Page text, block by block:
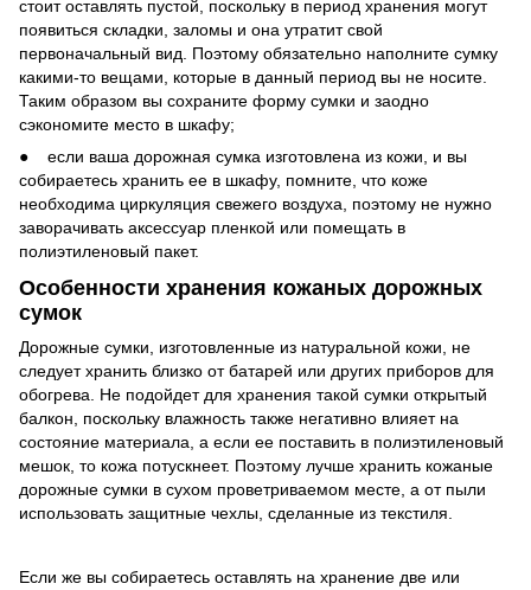
стоит оставлять пустой, поскольку в период хранения могут
появиться складки, заломы и она утратит свой
первоначальный вид. Поэтому обязательно наполните сумку
какими-то вещами, которые в данный период вы не носите.
Таким образом вы сохраните форму сумки и заодно
сэкономите место в шкафу;
● если ваша дорожная сумка изготовлена из кожи, и вы
собираетесь хранить ее в шкафу, помните, что коже
необходима циркуляция свежего воздуха, поэтому не нужно
заворачивать аксессуар пленкой или помещать в
полиэтиленовый пакет.
Особенности хранения кожаных дорожных
сумок
Дорожные сумки, изготовленные из натуральной кожи, не
следует хранить близко от батарей или других приборов для
обогрева. Не подойдет для хранения такой сумки открытый
балкон, поскольку влажность также негативно влияет на
состояние материала, а если ее поставить в полиэтиленовый
мешок, то кожа потускнеет. Поэтому лучше хранить кожаные
дорожные сумки в сухом проветриваемом месте, а от пыли
использовать защитные чехлы, сделанные из текстиля.
Если же вы собираетесь оставлять на хранение две или